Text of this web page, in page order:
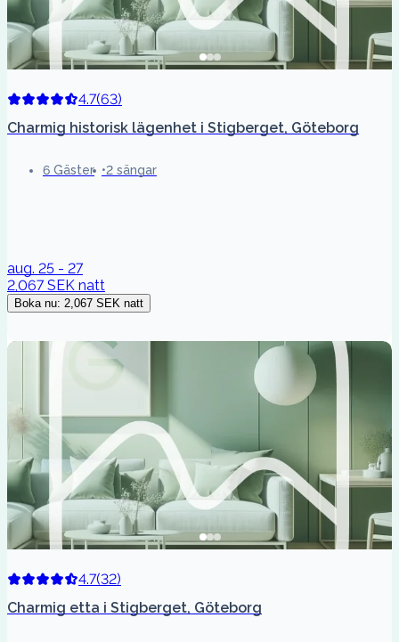
4.7(63)
Charmig historisk lägenhet i Stigberget, Göteborg
6 Gäster 2 sängar
aug. 25 - 27
2,067 SEK natt
Boka nu: 2,067 SEK natt
4.7(32)
Charmig etta i Stigberget, Göteborg